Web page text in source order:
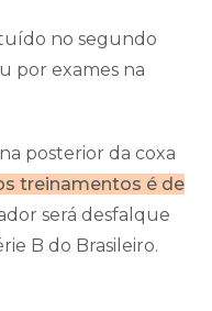
no segundo
por exames na
posterior da coxa
treinamentos é de
será desfalque
B do Brasileiro.